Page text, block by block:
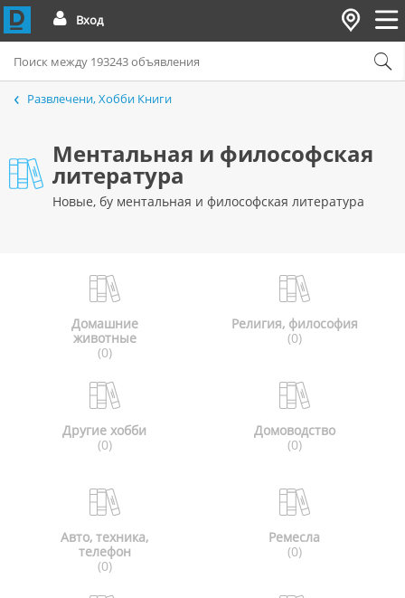
Вход
Развлечени, Хобби Книги
Ментальная и философская
литература
Новые, бу ментальная и философская литература
Домашние
животные
(0)
Религия, философия
(0)
Другие хобби
(0)
Домоводство
(0)
Авто, техника,
телефон
(0)
Ремесла
(0)